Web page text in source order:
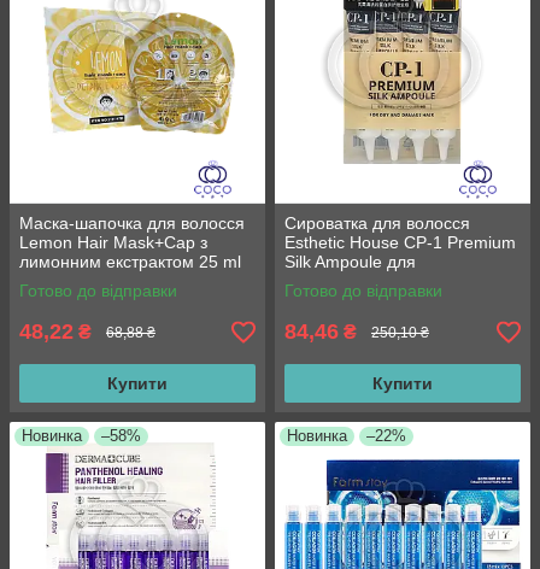
Маска-шапочка для волосся
Lemon Hair Mask+Cap з
лимонним екстрактом 25 ml
Готово до відправки
48,22 ₴ 68,88 ₴
Купити
Сироватка для волосся
Esthetic House CP-1 Premium
Silk Ampoule для
пошкодженого волосся з
протеїнами шовку 4*20 мл
Готово до відправки
84,46 ₴ 250,10 ₴
Купити
Новинка –58% Новинка –22%